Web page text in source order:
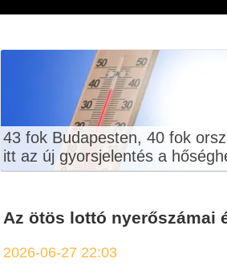
43 fok Budapesten, 40 fok
itt az új gyorsjelentés a
Az ötös lottó nyerőszámai
2026-06-27 22:03